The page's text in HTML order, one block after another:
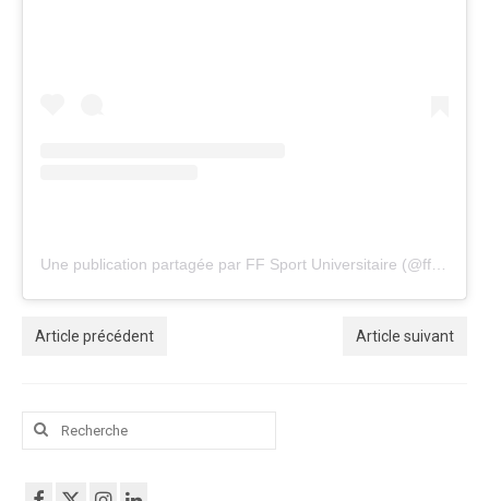
Article précédent Article suivant
Rechercher